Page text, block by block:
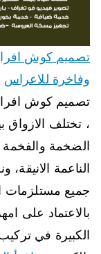
وفاخرة للاعراس
تصميم كوش
، تختلف
الضخمة
الناعمة
جميع مستلزمات
بالاعتماد على
الكبيرة في